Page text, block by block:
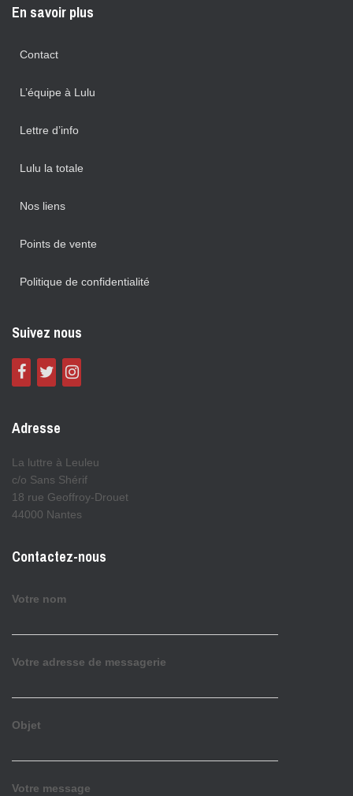
En savoir plus
Contact
L’équipe à Lulu
Lettre d’info
Lulu la totale
Nos liens
Points de vente
Politique de confidentialité
Suivez nous
Adresse
La luttre à Leuleu
c/o Sans Shérif
18 rue Geoffroy-Drouet
44000 Nantes
Contactez-nous
Votre nom
Votre adresse de messagerie
Objet
Votre message